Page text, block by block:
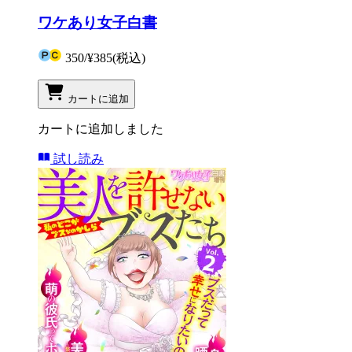
ワケあり女子白書
350/¥385(税込)
カートに追加
カートに追加しました
試し読み